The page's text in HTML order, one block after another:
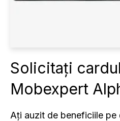
Solicitați
Mobexpert
Ați auzit de beneficiile